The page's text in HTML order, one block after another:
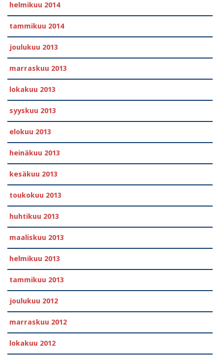
helmikuu 2014
tammikuu 2014
joulukuu 2013
marraskuu 2013
lokakuu 2013
syyskuu 2013
elokuu 2013
heinäkuu 2013
kesäkuu 2013
toukokuu 2013
huhtikuu 2013
maaliskuu 2013
helmikuu 2013
tammikuu 2013
joulukuu 2012
marraskuu 2012
lokakuu 2012